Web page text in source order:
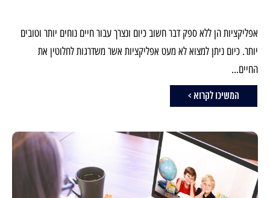
אפליקציות הן ללא ספק דבר חשוב כיום ונצרך עבור חיים נוחים יותר וטובים
יותר. כיום ניתן למצוא לא מעט אפליקציות אשר משדרגות לחלוטין את
החיים...
המשיכו לקרוא >